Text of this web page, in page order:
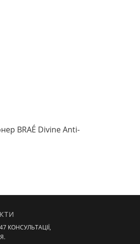
BRAÉ Divine Anti-
КОНСУЛЬТАЦІЇ,